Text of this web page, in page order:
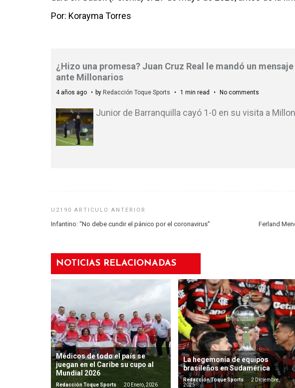
Por: Korayma Torres
¿Hizo una promesa? Juan Cruz Real le mandó un
ante Millonarios
4 años ago by Redacción Toque Sports 1 min read No comments
Junior de Barranquilla cayó 1-0 en su visita a
Infantino: “No debe cundir el pánico por el coronavirus”
Ferland
NOTICIAS RELACIONADAS
Médicos de todo el país se
juegan en el Caribe su cupo al
Mundial 2026
Redacción Toque Sports 20 Enero, 2026
La hegemonía de equipos
brasileños en Sudamérica
Redacción Toque Sports
2 Diciembre,
2025